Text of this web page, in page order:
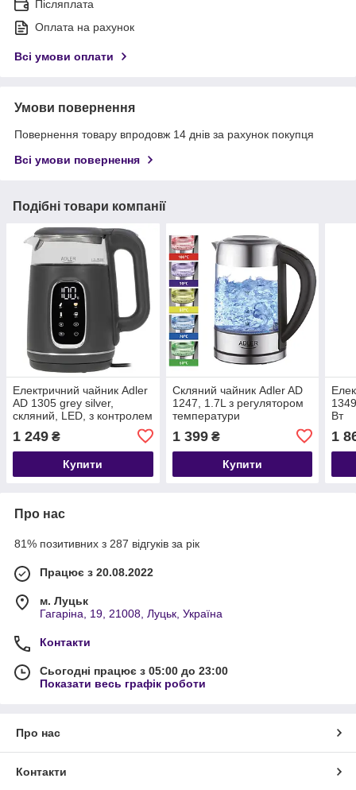
Післяплата
Оплата на рахунок
Всі умови оплати
Умови повернення
Повернення товару впродовж 14 днів за рахунок покупця
Всі умови повернення
Подібні товари компанії
Електричний чайник Adler
AD 1305 grey silver,
скляний, LED, з контролем
1 249 ₴
Купити
Скляний чайник Adler AD
1247, 1.7L з регулятором
температури
1 399₴
Купити
Вт
1
Про нас
81% позитивних з 287 відгуків за рік
Працює з 20.08.2022
м. Луцьк
Гагаріна, 19, 21008, Луцьк, Україна
Контакти
Сьогодні працює з 05:00 до 23:00
Показати весь графік роботи
Про нас
Контакти